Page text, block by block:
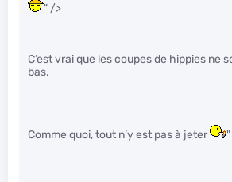
" />
C’est vrai que les coupes de hippies ne
bas.
Comme quoi, tout n’y est pas à jeter